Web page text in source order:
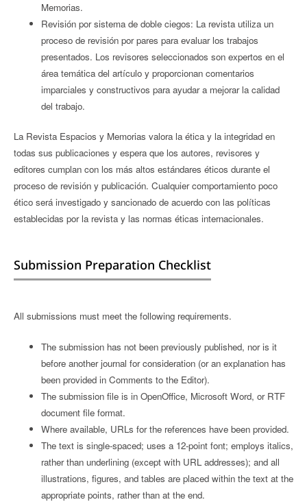
Memorias.
Revisión por sistema de doble ciegos: La revista utiliza un
proceso de revisión por pares para evaluar los trabajos
presentados. Los revisores seleccionados son expertos en el
área temática del artículo y proporcionan comentarios
imparciales y constructivos para ayudar a mejorar la calidad
del trabajo.
La Revista Espacios y Memorias valora la ética y la integridad en
todas sus publicaciones y espera que los autores, revisores y
editores cumplan con los más altos estándares éticos durante el
proceso de revisión y publicación. Cualquier comportamiento poco
ético será investigado y sancionado de acuerdo con las políticas
establecidas por la revista y las normas éticas internacionales.
Submission Preparation Checklist
All submissions must meet the following requirements.
The submission has not been previously published, nor is it
before another journal for consideration (or an explanation has
been provided in Comments to the Editor).
The submission file is in OpenOffice, Microsoft Word, or RTF
document file format.
Where available, URLs for the references have been provided.
The text is single-spaced; uses a 12-point font; employs italics,
rather than underlining (except with URL addresses); and all
illustrations, figures, and tables are placed within the text at the
appropriate points, rather than at the end.